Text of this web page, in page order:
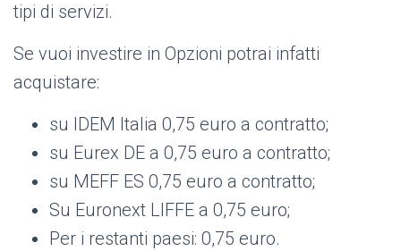
tipi di servizi.
Se vuoi investire in Opzioni potrai infatti
acquistare:
su IDEM Italia 0,75 euro a contratto;
su Eurex DE a 0,75 euro a contratto;
su MEFF ES 0,75 euro a contratto;
Su Euronext LIFFE a 0,75 euro;
Per i restanti paesi: 0,75 euro.